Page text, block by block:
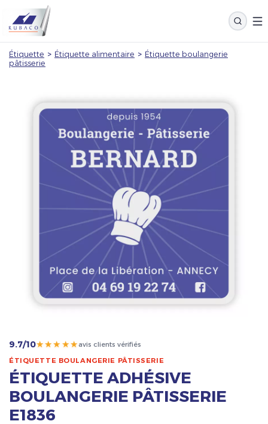
Étiquette > Étiquette alimentaire > Étiquette boulangerie
pâtisserie
9.7/10★★★★★avis clients vérifiés
ÉTIQUETTE BOULANGERIE PÂTISSERIE
ÉTIQUETTE ADHÉSIVE
BOULANGERIE PÂTISSERIE
E1836